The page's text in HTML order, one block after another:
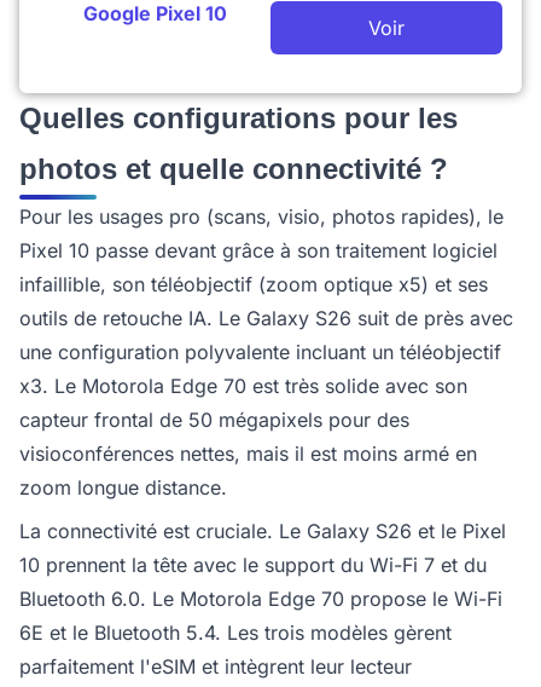
Google Pixel 10
Voir
Quelles configurations pour les
photos et quelle connectivité ?
Pour les usages pro (scans, visio, photos rapides), le
Pixel 10 passe devant grâce à son traitement logiciel
infaillible, son téléobjectif (zoom optique x5) et ses
outils de retouche IA. Le Galaxy S26 suit de près avec
une configuration polyvalente incluant un téléobjectif
x3. Le Motorola Edge 70 est très solide avec son
capteur frontal de 50 mégapixels pour des
visioconférences nettes, mais il est moins armé en
zoom longue distance.
La connectivité est cruciale. Le Galaxy S26 et le Pixel
10 prennent la tête avec le support du Wi-Fi 7 et du
Bluetooth 6.0. Le Motorola Edge 70 propose le Wi-Fi
6E et le Bluetooth 5.4. Les trois modèles gèrent
parfaitement l'eSIM et intègrent leur lecteur